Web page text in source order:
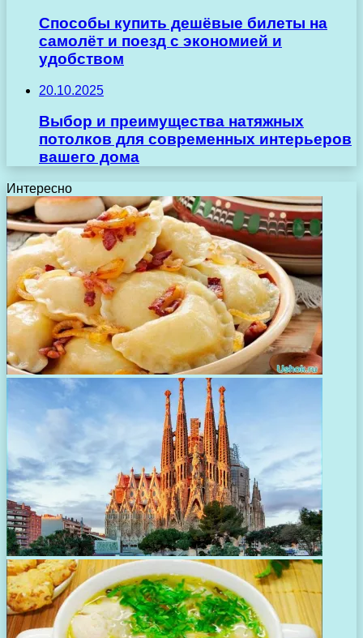
Способы купить дешёвые билеты на
самолёт и поезд с экономией и
удобством
20.10.2025
Выбор и преимущества натяжных
потолков для современных интерьеров
вашего дома
Интересно